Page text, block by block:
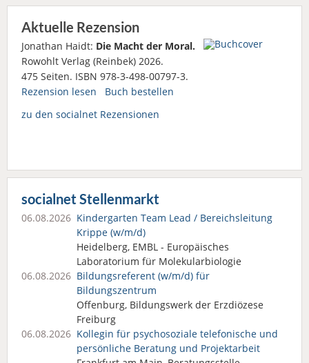
Aktuelle Rezension
Jonathan Haidt: Die Macht der Moral.
Rowohlt Verlag (Reinbek) 2026.
475 Seiten. ISBN 978-3-498-00797-3.
Rezension lesen
Buch bestellen
zu den socialnet Rezensionen
socialnet Stellenmarkt
06.08.2026 Kindergarten Team Lead / Bereichsleitung
Krippe (w/m/d)
Heidelberg, EMBL - Europäisches
Laboratorium für Molekularbiologie
06.08.2026 Bildungsreferent (w/m/d) für
Bildungszentrum
Offenburg, Bildungswerk der Erzdiözese
Freiburg
06.08.2026 Kollegin für psychosoziale telefonische und
persönliche Beratung und Projektarbeit